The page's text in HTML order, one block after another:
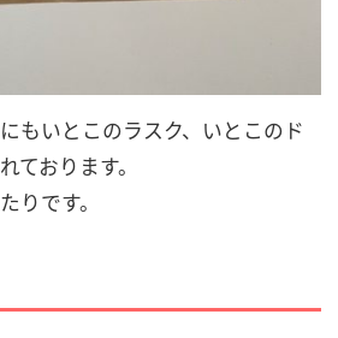
もいとこのラスク、いとこのド
ております。
りです。